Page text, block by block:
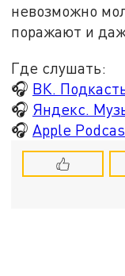
невозможно
поражают и
Где слушать:
🎧 ВК.
🎧 Яндекс.
🎧 Apple